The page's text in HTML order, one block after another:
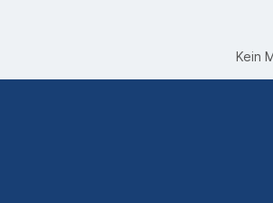
Kein